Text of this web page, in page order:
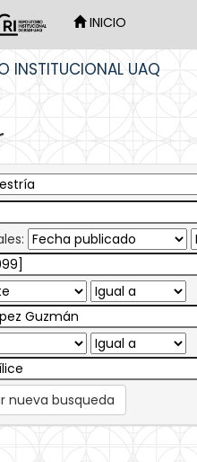
INICIO
INSTITUCIONAL UAQ
nueva busqueda